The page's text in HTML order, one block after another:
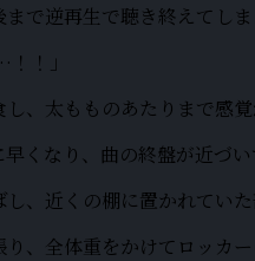
で逆再生で聴き終えてし
！」
、太もものあたりまで感覚
くなり、曲の終盤が近づい
、近くの棚に置かれてい
、全体重をかけてロッカ